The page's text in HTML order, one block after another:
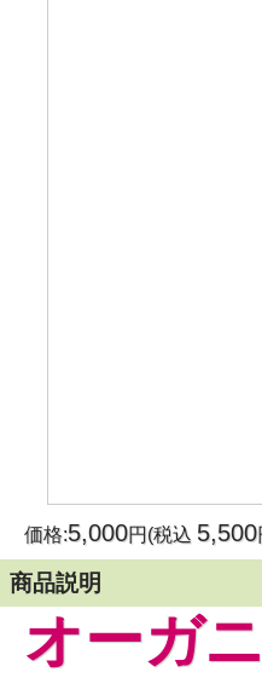
価格:5,000円(税込 5,500
商品説明
オーガ